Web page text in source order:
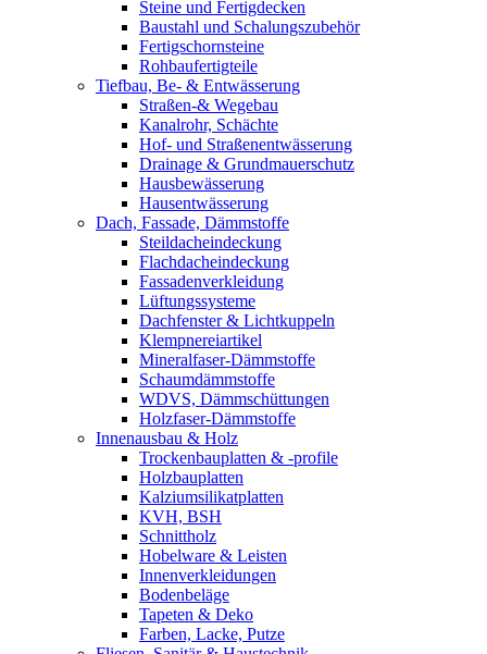
Steine und Fertigdecken
Baustahl und Schalungszubehör
Fertigschornsteine
Rohbaufertigteile
Tiefbau, Be- & Entwässerung
Straßen-& Wegebau
Kanalrohr, Schächte
Hof- und Straßenentwässerung
Drainage & Grundmauerschutz
Hausbewässerung
Hausentwässerung
Dach, Fassade, Dämmstoffe
Steildacheindeckung
Flachdacheindeckung
Fassadenverkleidung
Lüftungssysteme
Dachfenster & Lichtkuppeln
Klempnereiartikel
Mineralfaser-Dämmstoffe
Schaumdämmstoffe
WDVS, Dämmschüttungen
Holzfaser-Dämmstoffe
Innenausbau & Holz
Trockenbauplatten & -profile
Holzbauplatten
Kalziumsilikatplatten
KVH, BSH
Schnittholz
Hobelware & Leisten
Innenverkleidungen
Bodenbeläge
Tapeten & Deko
Farben, Lacke, Putze